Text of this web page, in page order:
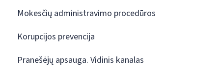
Mokesčių administravimo procedūros
Korupcijos prevencija
Pranešėjų apsauga. Vidinis kanalas